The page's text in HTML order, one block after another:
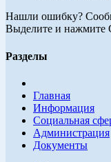
Нашли ошибку?
Выделите и нажмите
Разделы
Главная
Информация
Социальная
Администрация
Документы